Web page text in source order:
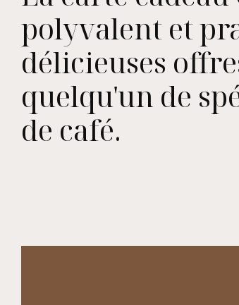
polyvalent et
délicieuses
quelqu'un de
de café.